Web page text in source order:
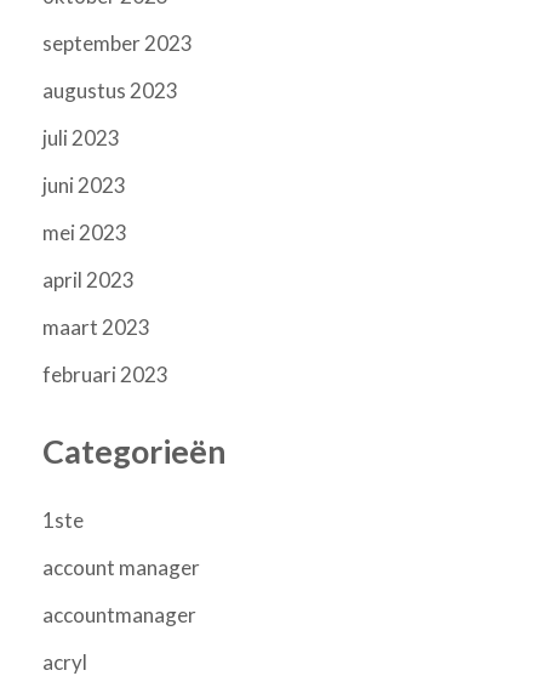
september 2023
augustus 2023
juli 2023
juni 2023
mei 2023
april 2023
maart 2023
februari 2023
Categorieën
1ste
account manager
accountmanager
acryl